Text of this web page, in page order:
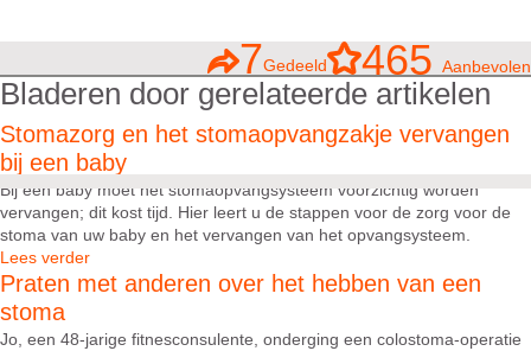
7Gedeeld 465 Aanbevolen
Bladeren door gerelateerde artikelen
Stomazorg en het stomaopvangzakje vervangen
bij een baby
Bij een baby moet het stomaopvangsysteem voorzichtig worden
vervangen; dit kost tijd. Hier leert u de stappen voor de zorg voor de
stoma van uw baby en het vervangen van het opvangsysteem.
Lees verder
Praten met anderen over het hebben van een
stoma
Jo, een 48-jarige fitnesconsulente, onderging een colostoma-operatie